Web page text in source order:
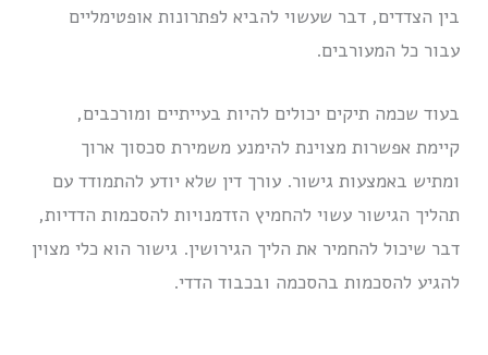
בין הצדדים, דבר שעשוי להביא לפתרונות אופטימליים
עבור כל המעורבים.
בעוד שכמה תיקים יכולים להיות בעייתיים ומורכבים,
קיימת אפשרות מצוינת להימנע משמירת סכסוך ארוך
ומתיש באמצעות גישור. עורך דין שלא יודע להתמודד עם
תהליך הגישור עשוי להחמיץ הזדמנויות להסכמות הדדיות,
דבר שיכול להחמיר את הליך הגירושין. גישור הוא כלי מצוין
להגיע להסכמות בהסכמה ובכבוד הדדי.